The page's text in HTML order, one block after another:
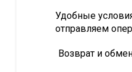
Удобные
отправляем
Возврат и